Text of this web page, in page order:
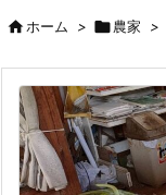
ホーム > 農家 >